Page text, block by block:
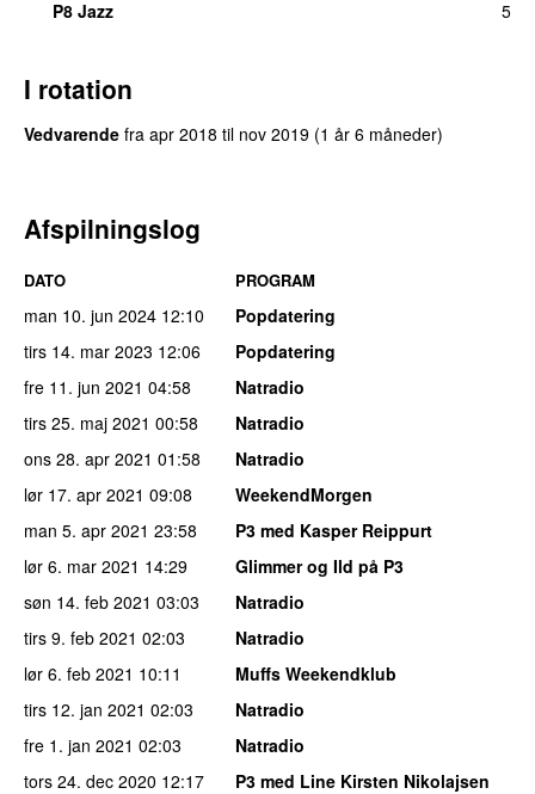
P8 Jazz
5
I rotation
Vedvarende fra apr 2018 til nov 2019 (1 år 6 måneder)
Afspilningslog
DATO PROGRAM
man 10. jun 2024 12:10
Popdatering
tirs 14. mar 2023 12:06
Popdatering
fre 11. jun 2021 04:58
Natradio
tirs 25. maj 2021 00:58
Natradio
ons 28. apr 2021 01:58
Natradio
lør 17. apr 2021 09:08
WeekendMorgen
man 5. apr 2021 23:58
P3 med Kasper Reippurt
lør 6. mar 2021 14:29
Glimmer og Ild på P3
søn 14. feb 2021 03:03
Natradio
tirs 9. feb 2021 02:03
Natradio
lør 6. feb 2021 10:11
Muffs Weekendklub
tirs 12. jan 2021 02:03
Natradio
fre 1. jan 2021 02:03
Natradio
tors 24. dec 2020 12:17
P3 med Line Kirsten Nikolajsen